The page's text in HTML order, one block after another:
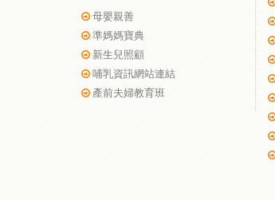
母嬰親善
準媽媽寶典
新生兒照顧
哺乳資訊網站連結
產前夫婦教育班